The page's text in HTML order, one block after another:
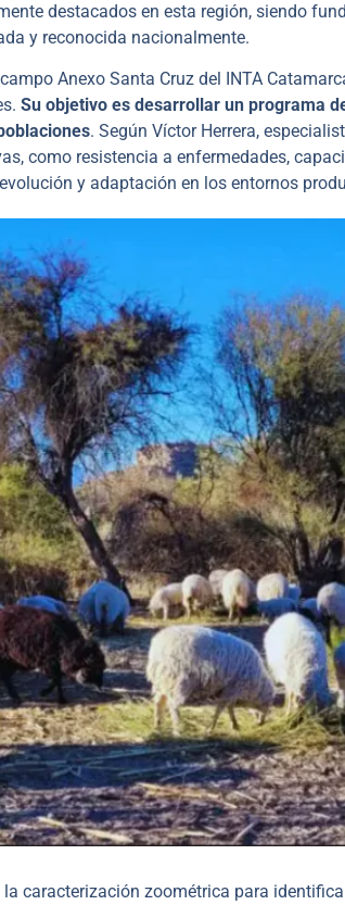
destacados en esta región, siendo
y reconocida nacionalmente.
Anexo Santa Cruz del INTA
Su objetivo es desarrollar un programa
. Según Víctor Herrera,
como resistencia a enfermedades,
y adaptación en los entornos
caracterización zoométrica para